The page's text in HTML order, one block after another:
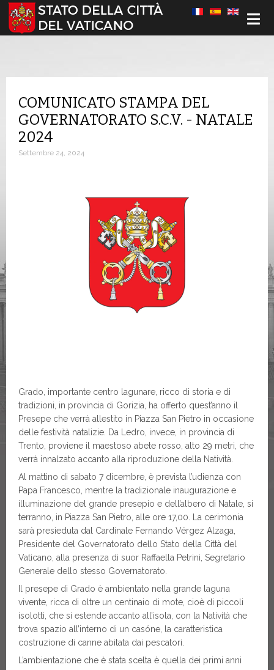
Seleziona la tua lingua
COMUNICATO STAMPA DEL
GOVERNATORATO S.C.V. - NATALE
2024
Settembre 24, 2024
Grado, importante centro lagunare, ricco di storia e di
tradizioni, in provincia di Gorizia, ha offerto quest’anno il
Presepe che verrà allestito in Piazza San Pietro in occasione
delle festività natalizie. Da Ledro, invece, in provincia di
Trento, proviene il maestoso abete rosso, alto 29 metri, che
verrà innalzato accanto alla riproduzione della Natività.
Al mattino di sabato 7 dicembre, è prevista l’udienza con
Papa Francesco, mentre la tradizionale inaugurazione e
illuminazione del grande presepio e dell’albero di Natale, si
terranno, in Piazza San Pietro, alle ore 17,00. La cerimonia
sarà presieduta dal Cardinale Fernando Vérgez Alzaga,
Presidente del Governatorato dello Stato della Città del
Vaticano, alla presenza di suor Raffaella Petrini, Segretario
Generale dello stesso Governatorato.
Il presepe di Grado è ambientato nella grande laguna
vivente, ricca di oltre un centinaio di mote, cioè di piccoli
isolotti, che si estende accanto all’isola, con la Natività che
trova spazio all’interno di un casóne, la caratteristica
costruzione di canne abitata dai pescatori.
L’ambientazione che è stata scelta è quella dei primi anni